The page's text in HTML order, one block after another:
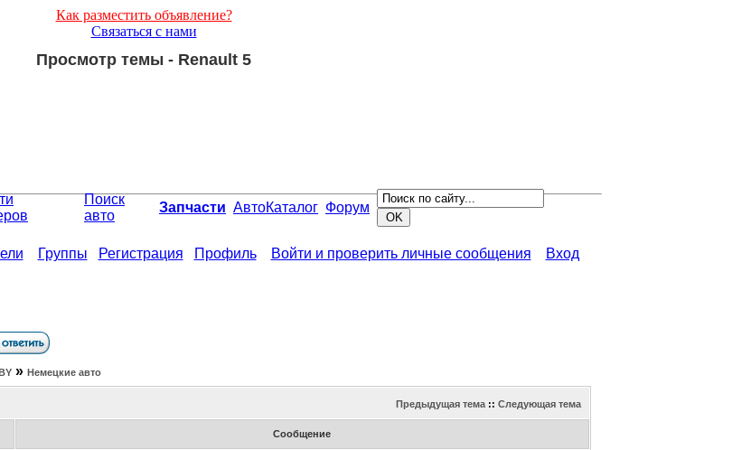
Как разместить объявление?
Связаться с нами
Просмотр темы - Renault 5
Поиск
авто
Запчасти АвтоКаталог Форум
Группы Регистрация Профиль Войти и проверить личные сообщения Вход
» Немецкие авто
Предыдущая тема:: Следующая тема
Сообщение